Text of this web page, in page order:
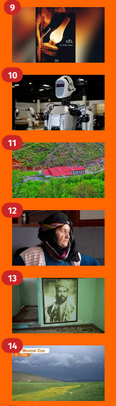
9
10
11
12
13
14